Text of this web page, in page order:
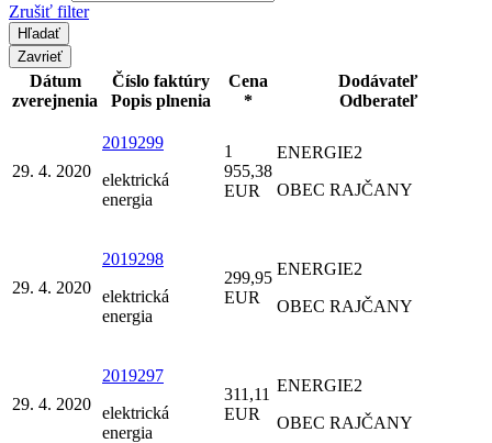
Zrušiť filter
Zavrieť
Dátum
zverejnenia
Číslo faktúry
Popis plnenia
Cena
*
Dodávateľ
Odberateľ
29. 4. 2020
2019299
elektrická
energia
1
955,38
EUR
ENERGIE2
OBEC RAJČANY
29. 4. 2020
2019298
elektrická
energia
299,95
EUR
ENERGIE2
OBEC RAJČANY
29. 4. 2020
2019297
elektrická
energia
311,11
EUR
ENERGIE2
OBEC RAJČANY